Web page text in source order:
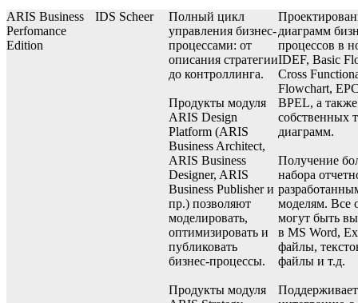
ARIS Business
Perfomance
Edition
IDS Scheer
Полный цикл
управления бизнес-
процессами: от
описания стратегии
до контроллинга.
Продукты модуля
ARIS Design
Platform (ARIS
Business Architect,
ARIS Business
Designer, ARIS
Business Publisher и
пр.) позволяют
моделировать,
оптимизировать и
публиковать
бизнес-процессы.
Продукты модуля
диаграмм
процессов в
IDEF, Basic
Cross
Flowchart,
BPEL, а
собственных
диаграмм.
Получение
набора
моделям. Все
могут быть
в MS Word,
файлы,
файлы и т.д.
Поддерживает